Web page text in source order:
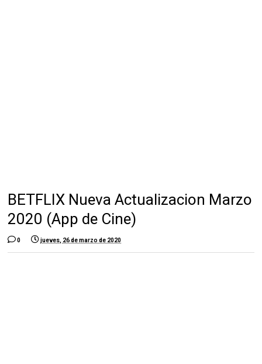
BETFLIX Nueva Actualizacion Marzo
2020 (App de Cine)
0 jueves, 26 de marzo de 2020